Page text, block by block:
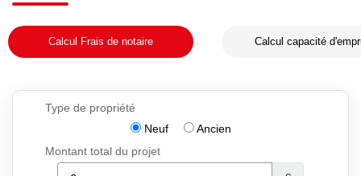
Calcul Frais de notaire Calcul capacité